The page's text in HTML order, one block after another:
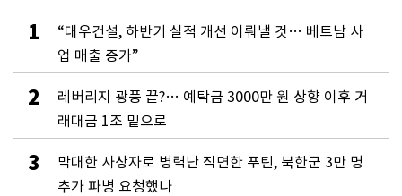
1
“대우건설, 하반기 실적 개선 이뤄낼 것… 베트남 사
업 매출 증가”
2
레버리지 광풍 끝?… 예탁금 3000만 원 상향 이후 거
래대금 1조 밑으로
3
막대한 사상자로 병력난 직면한 푸틴, 북한군 3만 명
추가 파병 요청했나